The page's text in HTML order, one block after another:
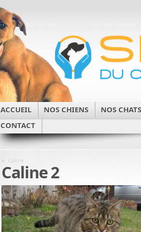
ACCUEIL NOS CHIENS NOS CHATS
CONTACT
« Caline
Caline 2